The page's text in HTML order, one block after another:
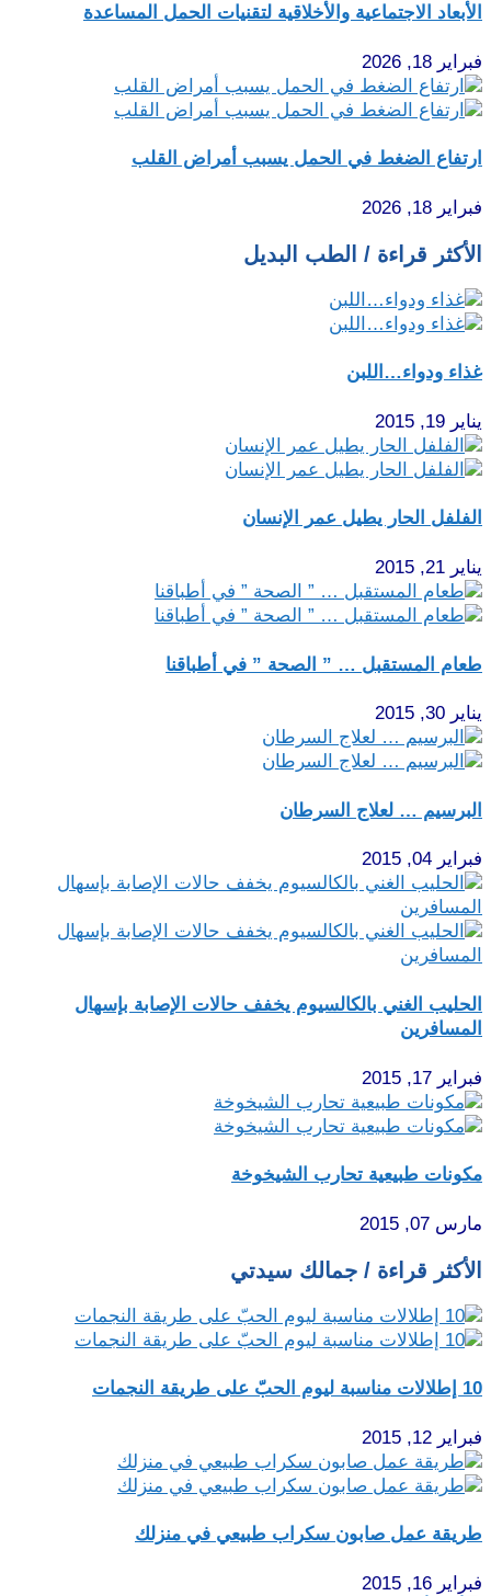
الأبعاد الاجتماعية والأخلاقية لتقنيات الحمل المساعدة
فبراير 18, 2026
ارتفاع الضغط في الحمل يسبب أمراض القلب
فبراير 18, 2026
الأكثر قراءة / الطب البديل
غذاء ودواء…اللبن
يناير 19, 2015
الفلفل الحار يطيل عمر الإنسان
يناير 21, 2015
طعام المستقبل … ” الصحة ” في أطباقنا
يناير 30, 2015
البرسيم … لعلاج السرطان
فبراير 04, 2015
الحليب الغني بالكالسيوم يخفف حالات الإصابة بإسهال
المسافرين
فبراير 17, 2015
مكونات طبيعية تحارب الشيخوخة
مارس 07, 2015
الأكثر قراءة / جمالك سيدتي
10 إطلالات مناسبة ليوم الحبّ على طريقة النجمات
فبراير 12, 2015
طريقة عمل صابون سكراب طبيعي في منزلك
فبراير 16, 2015